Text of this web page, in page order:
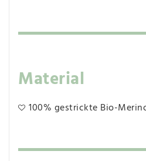
Material
100% gestrickte Bio-